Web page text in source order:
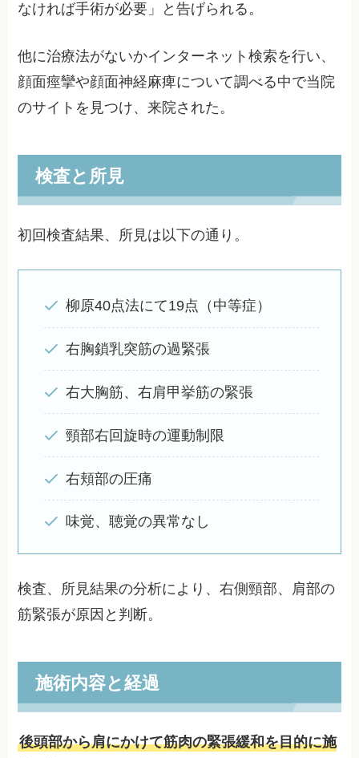
なければ手術が必要」と告げられる。
他に治療法がないかインターネット検索を行い、
顔面痙攣や顔面神経麻痺について調べる中で当院
のサイトを見つけ、来院された。
検査と所見
初回検査結果、所見は以下の通り。
柳原40点法にて19点（中等症）
右胸鎖乳突筋の過緊張
右大胸筋、右肩甲挙筋の緊張
頸部右回旋時の運動制限
右頬部の圧痛
味覚、聴覚の異常なし
検査、所見結果の分析により、右側頸部、肩部の
筋緊張が原因と判断。
施術内容と経過
後頭部から肩にかけて筋肉の緊張緩和を目的に施